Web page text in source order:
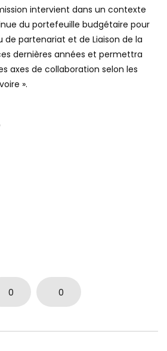
intervient dans un contexte
du portefeuille budgétaire pour
de partenariat et de Liaison de la
dernières années et permettra
axes de collaboration selon les
».
0 0